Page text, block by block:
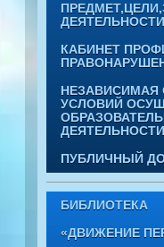
КАБИНЕТ
НЕЗАВИСИМАЯ
УСЛОВИЙ
ДЕЯТЕЛЬНОСТИ
ПУБЛИЧНЫЙ
БИБЛИОТЕКА
«ДВИЖЕНИЕ